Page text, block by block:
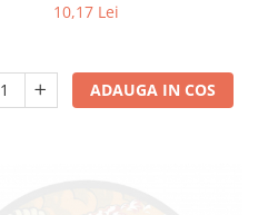
10,17 Lei
ADAUGA IN COS